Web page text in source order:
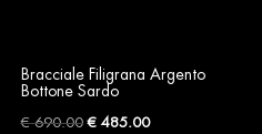
Bracciale Filigrana Argento
Bottone Sardo
€690.00Original
€485.00Current